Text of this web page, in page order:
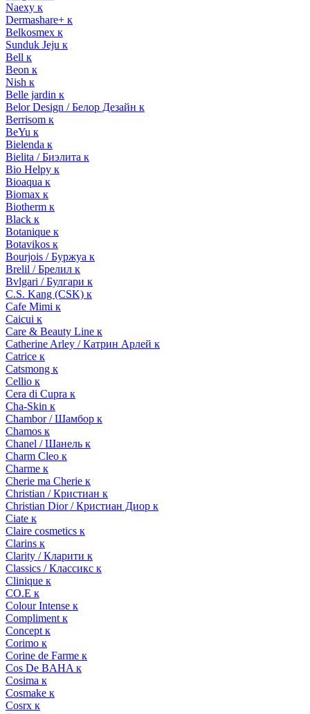
Naexy к
Dermashare+ к
Belkosmex к
Sunduk Jeju к
Bell к
Beon к
Nish к
Belle jardin к
Belor Design / Белор Дезайн к
Berrisom к
BeYu к
Bielenda к
Bielita / Биэлита к
Bio Helpy к
Bioaqua к
Biomax к
Biotherm к
Black к
Botanique к
Botavikos к
Bourjois / Буржуа к
Brelil / Брелил к
Bvlgari / Булгари к
C.S. Kang (CSK) к
Cafe Mimi к
Caicui к
Care & Beauty Line к
Catherine Arley / Катрин Арлей к
Catrice к
Catsmong к
Cellio к
Cera di Cupra к
Cha-Skin к
Chambor / Шамбор к
Chamos к
Chanel / Шанель к
Charm Cleo к
Charme к
Cherie ma Cherie к
Christian / Кристиан к
Christian Dior / Кристиан Диор к
Ciate к
Claire cosmetics к
Clarins к
Clarity / Кларити к
Classics / Классикс к
Clinique к
CO.E к
Colour Intense к
Compliment к
Concept к
Corimo к
Corine de Farme к
Cos De BAHA к
Cosima к
Cosmake к
Cosrx к